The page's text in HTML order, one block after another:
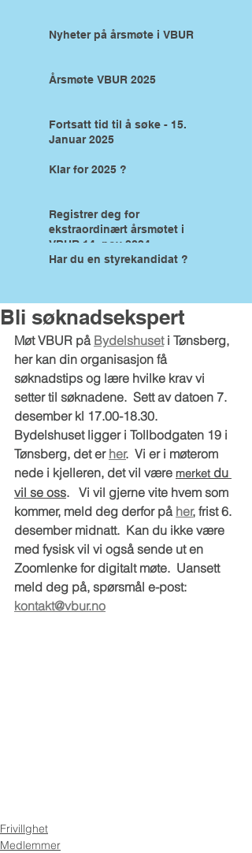
Nyheter på årsmøte i VBUR
Årsmøte VBUR 2025
Fortsatt tid til å søke - 15.
Januar 2025
Klar for 2025 ?
Registrer deg for
ekstraordinært årsmøtet i
VBUR 14. nov 2024
Har du en styrekandidat ?
Bli søknadsekspert
Møt VBUR på Bydelshuset i Tønsberg,
her kan din organisasjon få
søknadstips og lære hvilke krav vi
setter til søknadene.  Sett av datoen 7.
desember kl 17.00-18.30.
Bydelshuset ligger i Tollbodgaten 19 i
Tønsberg, det er her.  Vi er i møterom
nede i kjelleren, det vil være merket du
vil se oss.   Vi vil gjerne vite hvem som
kommer, meld deg derfor på her, frist 6.
desember midnatt.  Kan du ikke være
med fysisk vil vi også sende ut en
Zoomlenke for digitalt møte.  Uansett
meld deg på, spørsmål e-post:
kontakt@vbur.no
Frivillghet
Medlemmer